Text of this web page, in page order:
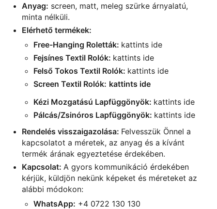
Anyag: screen, matt, meleg szürke árnyalatú,
minta nélküli.
Elérhető termékek:
Free-Hanging Roletták: kattints ide
Fejsínes Textil Rolók: kattints ide
Felső Tokos Textil Rolók: kattints ide
Screen Textil Rolók: kattints ide
Kézi Mozgatású Lapfüggönyök: kattints ide
Pálcás/Zsinóros Lapfüggönyök: kattints ide
Rendelés visszaigazolása: Felvesszük Önnel a
kapcsolatot a méretek, az anyag és a kívánt
termék árának egyeztetése érdekében.
Kapcsolat: A gyors kommunikáció érdekében
kérjük, küldjön nekünk képeket és méreteket az
alábbi módokon:
WhatsApp: +4 0722 130 130